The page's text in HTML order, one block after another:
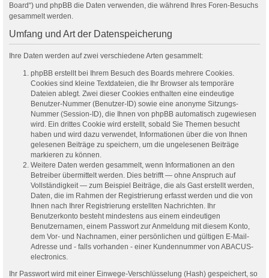
Board“) und phpBB die Daten verwenden, die während Ihres Foren-Besuchs
gesammelt werden.
Umfang und Art der Datenspeicherung
Ihre Daten werden auf zwei verschiedene Arten gesammelt:
phpBB erstellt bei Ihrem Besuch des Boards mehrere Cookies.
Cookies sind kleine Textdateien, die Ihr Browser als temporäre
Dateien ablegt. Zwei dieser Cookies enthalten eine eindeutige
Benutzer-Nummer (Benutzer-ID) sowie eine anonyme Sitzungs-
Nummer (Session-ID), die Ihnen von phpBB automatisch zugewiesen
wird. Ein drittes Cookie wird erstellt, sobald Sie Themen besucht
haben und wird dazu verwendet, Informationen über die von Ihnen
gelesenen Beiträge zu speichern, um die ungelesenen Beiträge
markieren zu können.
Weitere Daten werden gesammelt, wenn Informationen an den
Betreiber übermittelt werden. Dies betrifft — ohne Anspruch auf
Vollständigkeit — zum Beispiel Beiträge, die als Gast erstellt werden,
Daten, die im Rahmen der Registrierung erfasst werden und die von
Ihnen nach Ihrer Registrierung erstellten Nachrichten. Ihr
Benutzerkonto besteht mindestens aus einem eindeutigen
Benutzernamen, einem Passwort zur Anmeldung mit diesem Konto,
dem Vor- und Nachnamen, einer persönlichen und gültigen E-Mail-
Adresse und - falls vorhanden - einer Kundennummer von ABACUS-
electronics.
Ihr Passwort wird mit einer Einwege-Verschlüsselung (Hash) gespeichert, so